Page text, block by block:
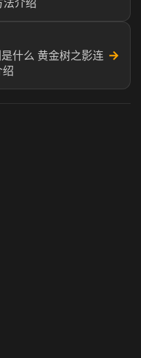
法介绍
什么 黄金树之影连 →